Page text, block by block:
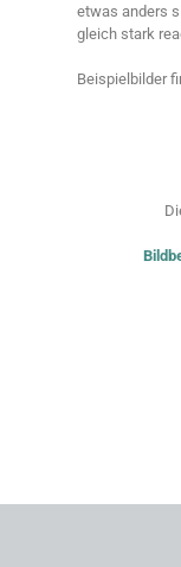
etwas anders
gleich stark
Beispielbilder